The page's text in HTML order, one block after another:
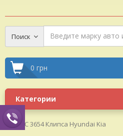
Поиск
0 грн
Категории
C 3654 Клипса Hyundai Kia